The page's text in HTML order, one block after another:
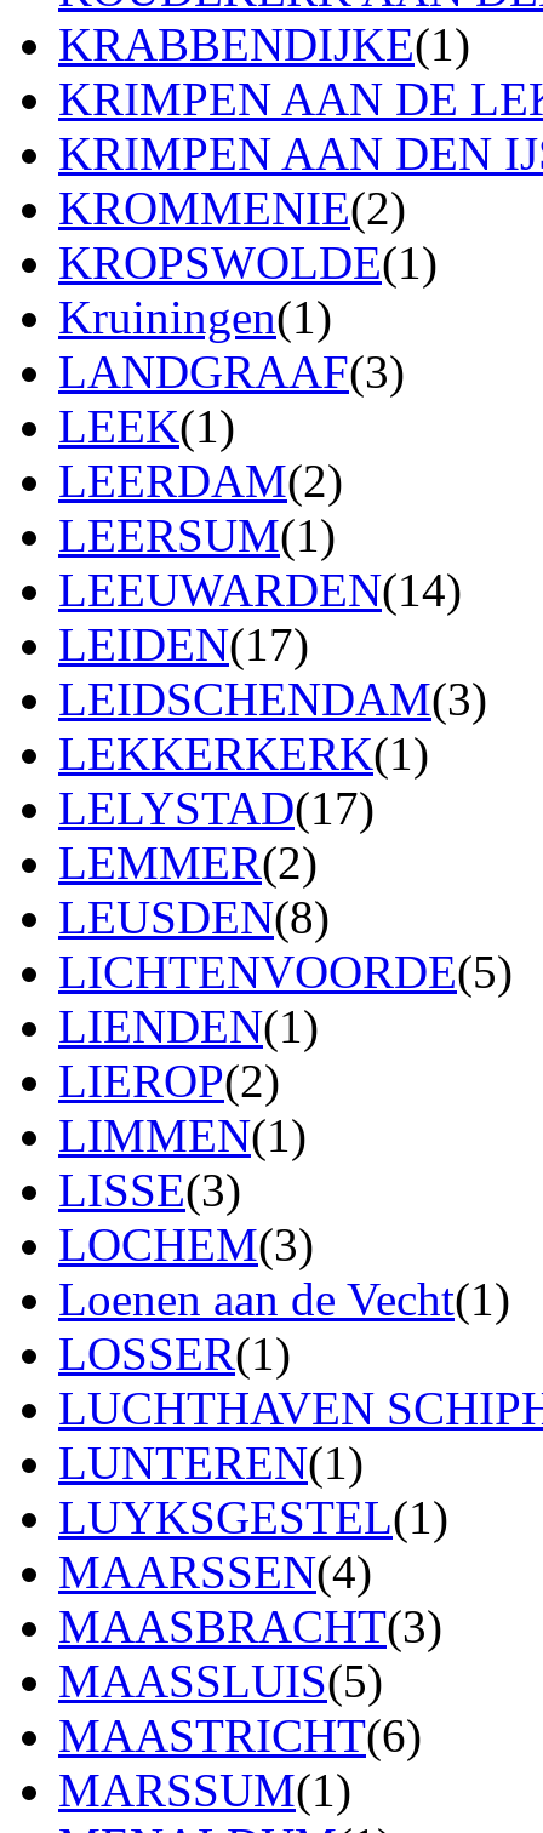
KRABBENDIJKE(1)
KRIMPEN AAN DE
KRIMPEN AAN DEN
KROMMENIE(2)
KROPSWOLDE(1)
Kruiningen(1)
LANDGRAAF(3)
LEEK(1)
LEERDAM(2)
LEERSUM(1)
LEEUWARDEN(14)
LEIDEN(17)
LEIDSCHENDAM(3)
LEKKERKERK(1)
LELYSTAD(17)
LEMMER(2)
LEUSDEN(8)
LICHTENVOORDE(5)
LIENDEN(1)
LIEROP(2)
LIMMEN(1)
LISSE(3)
LOCHEM(3)
Loenen aan de Vecht(1)
LOSSER(1)
LUCHTHAVEN
LUNTEREN(1)
LUYKSGESTEL(1)
MAARSSEN(4)
MAASBRACHT(3)
MAASSLUIS(5)
MAASTRICHT(6)
MARSSUM(1)